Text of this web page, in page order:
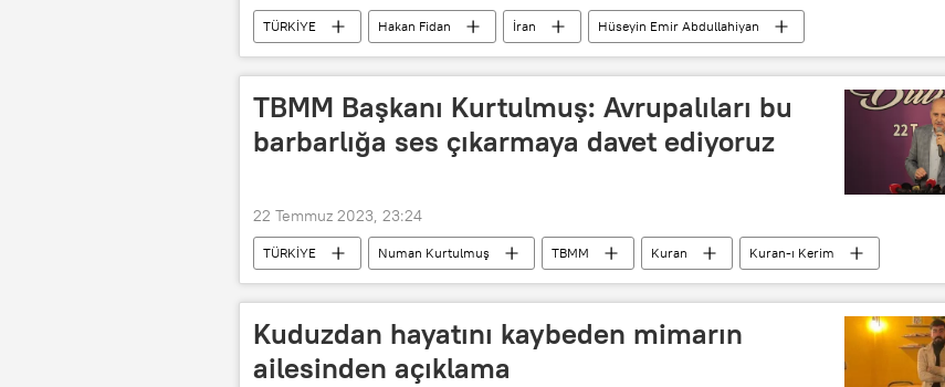
TÜRKİYE Hakan Fidan İran
Hüseyin Emir Abdullahiyan
Hüseyin Emir Abdullahiyan
Türkiye
TBMM Başkanı Kurtulmuş: Avrupalıları bu
barbarlığa ses çıkarmaya davet ediyoruz
22 Temmuz 2023, 23:24
TÜRKİYE Numan Kurtulmuş TBMM Kuran
Kuran-ı Kerim
Mahir Boztepe
Kuduzdan hayatını kaybeden mimarın
ailesinden açıklama